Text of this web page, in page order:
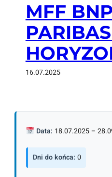
MFF BNP
16.07.2025
Data: 18.07.2025 –
Dni do końca: 0